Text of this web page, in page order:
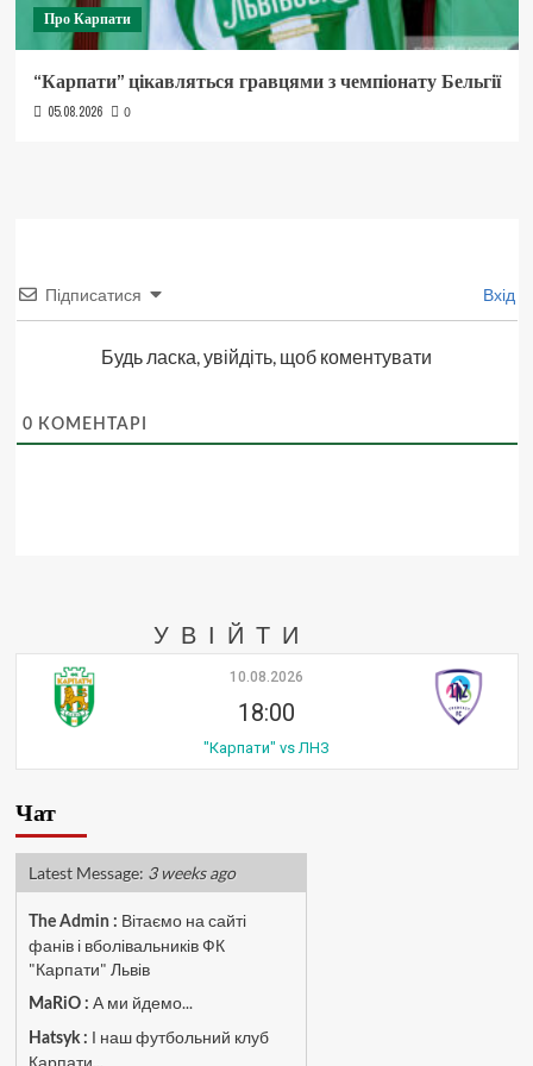
Про Карпати
“Карпати” цікавляться гравцями з чемпіонату Бельгії
05.08.2026 0
Підписатися Вхід
Будь ласка, увійдіть, щоб коментувати
0 КОМЕНТАРІ
УВІЙТИ
10.08.2026
18:00
"Карпати" vs ЛНЗ
Чат
Latest Message: 3 weeks ago
The Admin : Вітаємо на сайті
фанів і вболівальників ФК
"Карпати" Львів
MaRiO : А ми йдемо...
Hatsyk : І наш футбольний клуб
Карпати...